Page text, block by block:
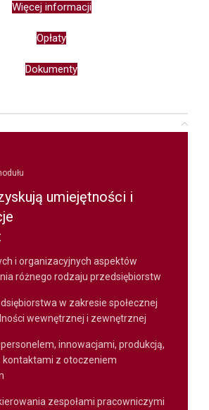
Więcej informacji
Opłaty
Dokumenty
umiejętności i
i organizacyjnych aspektów
różnego rodzaju przedsiębiorstw
w zakresie społecznej
wewnętrznej i zewnętrznej
innowacjami, produkcją,
kontaktami z otoczeniem
zespołami pracowniczymi